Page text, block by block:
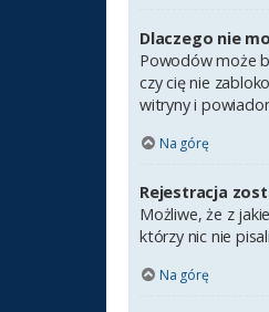
Dlaczego nie
Powodów może
czy cię nie
witryny i
Na górę
Rejestracja
Możliwe, że z
którzy nic nie
Na górę